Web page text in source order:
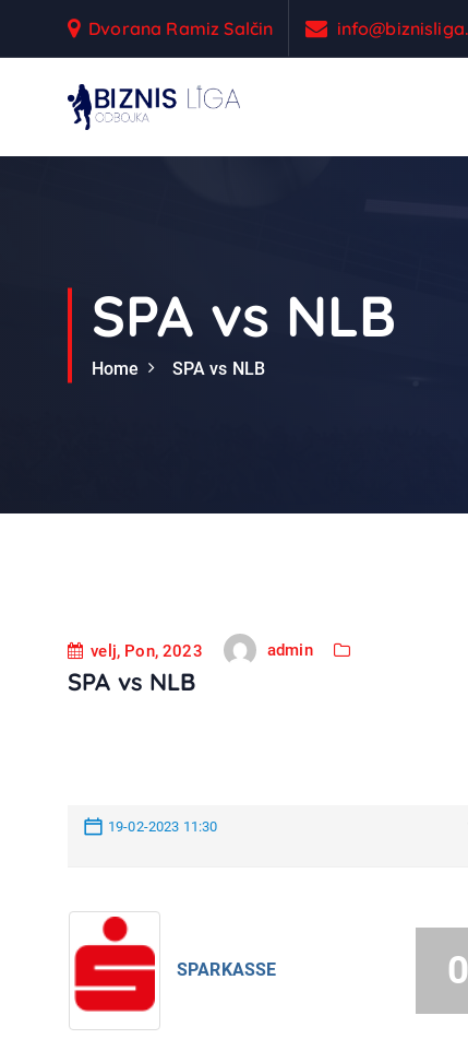
Dvorana Ramiz Salčin
SPA vs NLB
Home SPA vs NLB
velj, Pon, 2023 admin
SPA vs NLB
19-02-2023 11:30
SPARKASSE 0